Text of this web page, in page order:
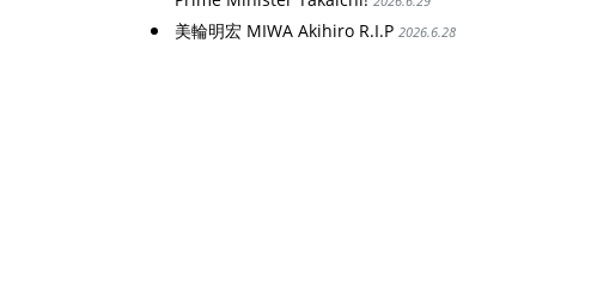
美輪明宏 MIWA Akihiro R.I.P 2026.6.28